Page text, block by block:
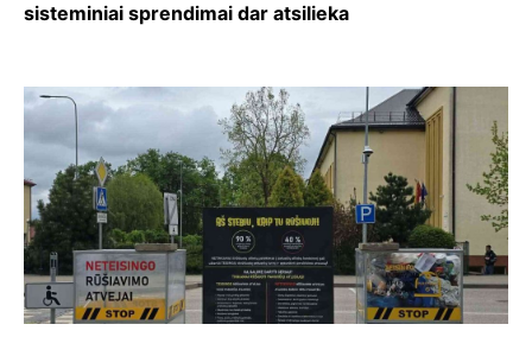
sisteminiai sprendimai dar atsilieka